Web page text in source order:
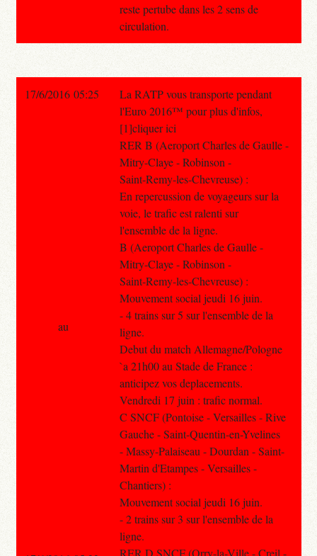
reste pertube dans les 2 sens de
circulation.
17/6/2016 05:25
La RATP vous transporte pendant
l'Euro 2016™ pour plus d'infos,
[1]cliquer ici
RER B (Aeroport Charles de Gaulle -
Mitry-Claye - Robinson -
Saint-Remy-les-Chevreuse) :
En repercussion de voyageurs sur la
voie, le trafic est ralenti sur
l'ensemble de la ligne.
B (Aeroport Charles de Gaulle -
Mitry-Claye - Robinson -
Saint-Remy-les-Chevreuse) :
Mouvement social jeudi 16 juin.
- 4 trains sur 5 sur l'ensemble de la
ligne.
Debut du match Allemagne/Pologne
`a 21h00 au Stade de France :
anticipez vos deplacements.
Vendredi 17 juin : trafic normal.
C SNCF (Pontoise - Versailles - Rive
Gauche - Saint-Quentin-en-Yvelines
- Massy-Palaiseau - Dourdan - Saint-
Martin d'Etampes - Versailles -
Chantiers) :
Mouvement social jeudi 16 juin.
- 2 trains sur 3 sur l'ensemble de la
ligne.
RER D SNCF (Orry-la-Ville - Creil -
au